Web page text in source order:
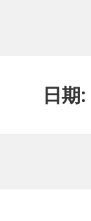
日期: